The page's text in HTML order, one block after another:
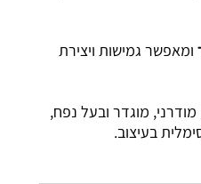
ומאפשר גמישות ויצירת
מוגדר ובעל נפח,
בעיצוב.